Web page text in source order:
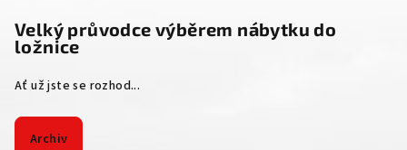
Velký průvodce výběrem nábytku do
ložnice
Ať už jste se rozhod...
Archiv